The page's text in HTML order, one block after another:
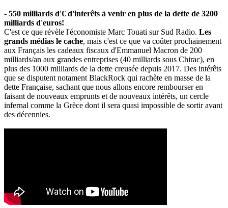
- 550 milliards d'€ d'interêts à venir en plus de la dette de 3200
milliards d'euros!
C'est ce que révèle l'économiste Marc Touati sur Sud Radio. Les
grands médias le cache, mais c'est ce que va coûter prochainement
aux Français les cadeaux fiscaux d'Emmanuel Macron de 200
milliards/an aux grandes entreprises (40 milliards sous Chirac), en
plus des 1000 milliards de la dette creusée depuis 2017. Des intérêts
que se disputent notament BlackRock qui rachète en masse de la
dette Française, sachant que nous allons encore rembourser en
faisant de nouveaux emprunts et de nouveaux intérêts, un cercle
infernal comme la Grèce dont il sera quasi impossible de sortir avant
des décennies.